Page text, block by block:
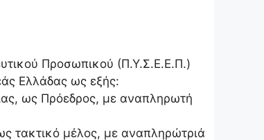
Προσωπικού (Π.Υ.Σ.Ε.Ε.Π.)
Ελλάδας ως εξής:
ως Πρόεδρος, με αναπληρωτή
τακτικό μέλος, με αναπληρώτριά